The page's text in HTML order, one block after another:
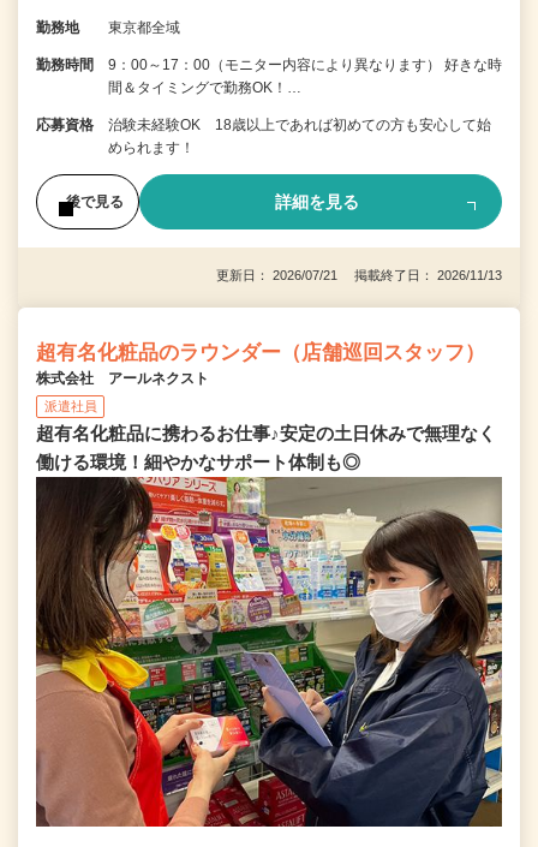
勤務地 東京都全域
勤務時間
9：00～17：00（モニター内容により異なります） 好きな時
間＆タイミングで勤務OK！…
応募資格
治験未経験OK 18歳以上であれば初めての方も安心して始
められます！
後で見る 詳細を見る
更新日： 2026/07/21 掲載終了日： 2026/11/13
超有名化粧品のラウンダー（店舗巡回スタッフ）
株式会社 アールネクスト
派遣社員
超有名化粧品に携わるお仕事♪安定の土日休みで無理なく
働ける環境！細やかなサポート体制も◎